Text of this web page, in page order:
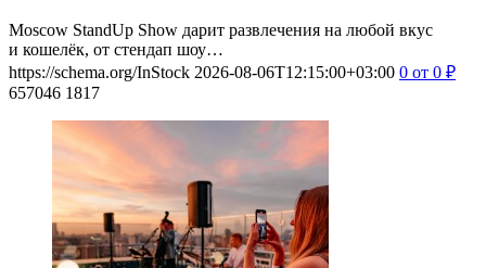
Moscow StandUp Show дарит развлечения на любой вкус
и кошелёк, от стендап шоу…
https://schema.org/InStock 2026-08-06T12:15:00+03:00 0 от 0 ₽
657046 1817